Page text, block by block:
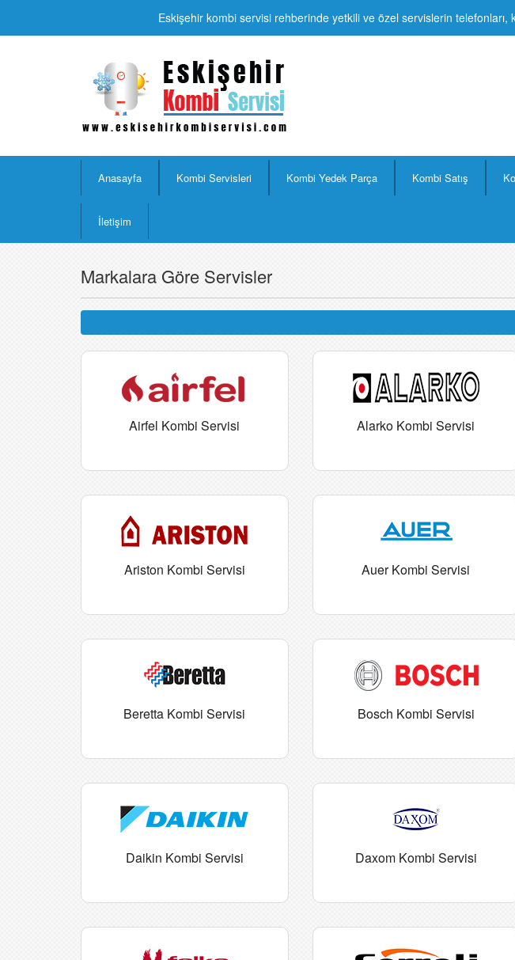
Eskişehir kombi servisi rehberinde yetkili ve özel servislerin
Anasayfa Kombi Servisleri Kombi Yedek Parça Kombi Satış
İletişim
Markalara Göre Servisler
Airfel Kombi Servisi Alarko Kombi Servisi
Ariston Kombi Servisi Auer Kombi Servisi
Beretta Kombi Servisi Bosch Kombi Servisi
Daikin Kombi Servisi Daxom Kombi Servisi